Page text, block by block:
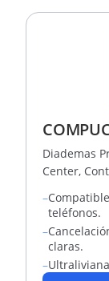
Diademas
Center,
–
teléfonos.
–
claras.
–